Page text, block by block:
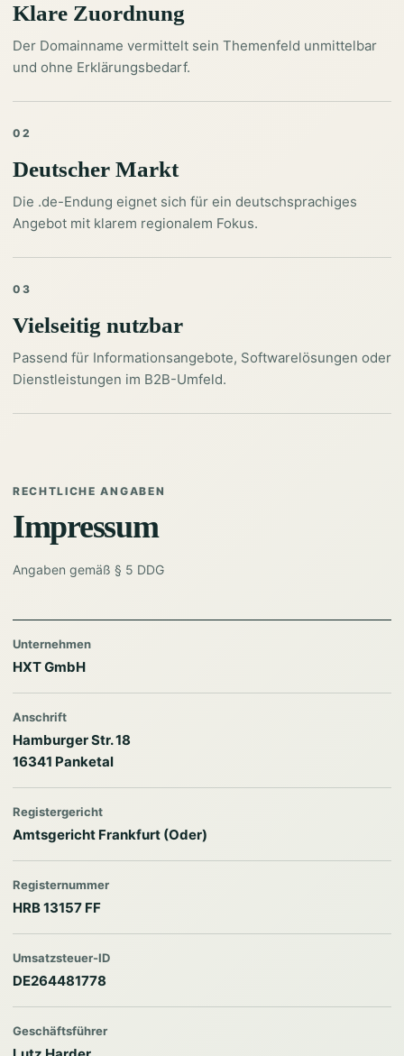
Klare Zuordnung
Der Domainname vermittelt sein Themenfeld unmittelbar
und ohne Erklärungsbedarf.
02
Deutscher Markt
Die .de-Endung eignet sich für ein deutschsprachiges
Angebot mit klarem regionalem Fokus.
03
Vielseitig nutzbar
Passend für Informationsangebote, Softwarelösungen oder
Dienstleistungen im B2B-Umfeld.
RECHTLICHE ANGABEN
Impressum
Angaben gemäß § 5 DDG
Unternehmen
HXT GmbH
Anschrift
Hamburger Str. 18
16341 Panketal
Registergericht
Amtsgericht Frankfurt (Oder)
Registernummer
HRB 13157 FF
Umsatzsteuer-ID
DE264481778
Geschäftsführer